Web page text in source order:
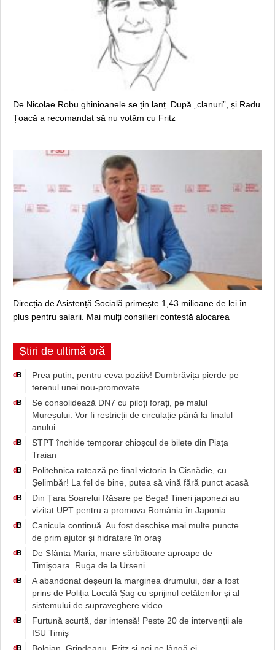
De Nicolae Robu ghinioanele se țin lanț. După „clanuri”, și Radu
Țoacă a recomandat să nu votăm cu Fritz
Direcția de Asistență Socială primește 1,43 milioane de lei în
plus pentru salarii. Mai mulți consilieri contestă alocarea
Știri de ultimă oră
d B
Prea puțin, pentru ceva pozitiv! Dumbrăvița pierde pe
terenul unei nou-promovate
d B
Se consolidează DN7 cu piloți forați, pe malul
Mureșului. Vor fi restricții de circulație până la finalul
anului
d B
STPT închide temporar chioșcul de bilete din Piața
Traian
d B
Politehnica ratează pe final victoria la Cisnădie, cu
Șelimbăr! La fel de bine, putea să vină fără punct acasă
d B
Din Țara Soarelui Răsare pe Bega! Tineri japonezi au
vizitat UPT pentru a promova România în Japonia
d B
Canicula continuă. Au fost deschise mai multe puncte
de prim ajutor şi hidratare în oraș
d B
De Sfânta Maria, mare sărbătoare aproape de
Timişoara. Ruga de la Urseni
d B
A abandonat deşeuri la marginea drumului, dar a fost
prins de Poliția Locală Șag cu sprijinul cetățenilor şi al
sistemului de supraveghere video
d B
Furtună scurtă, dar intensă! Peste 20 de intervenții ale
ISU Timiș
d B